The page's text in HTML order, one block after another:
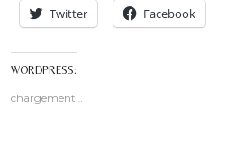
Twitter Facebook
WORDPRESS:
chargement…